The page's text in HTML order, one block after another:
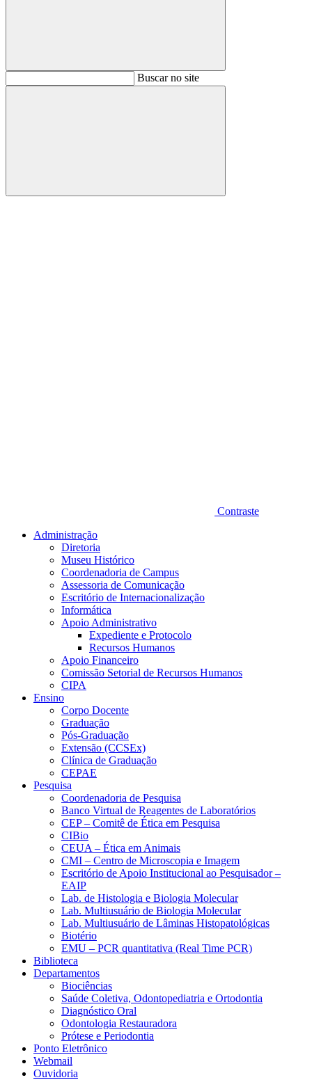
BuscarBuscar no site
Buscar
Contraste
Administração
Diretoria
Museu Histórico
Coordenadoria de Campus
Assessoria de Comunicação
Escritório de Internacionalização
Informática
Apoio Administrativo
Expediente e Protocolo
Recursos Humanos
Apoio Financeiro
Comissão Setorial de Recursos Humanos
CIPA
Ensino
Corpo Docente
Graduação
Pós-Graduação
Extensão (CCSEx)
Clínica de Graduação
CEPAE
Pesquisa
Coordenadoria de Pesquisa
Banco Virtual de Reagentes de Laboratórios
CEP – Comitê de Ética em Pesquisa
CIBio
CEUA – Ética em Animais
CMI – Centro de Microscopia e Imagem
Escritório de Apoio Institucional ao Pesquisador –
EAIP
Lab. de Histologia e Biologia Molecular
Lab. Multiusuário de Biologia Molecular
Lab. Multiusuário de Lâminas Histopatológicas
Biotério
EMU – PCR quantitativa (Real Time PCR)
Biblioteca
Departamentos
Biociências
Saúde Coletiva, Odontopediatria e Ortodontia
Diagnóstico Oral
Odontologia Restauradora
Prótese e Periodontia
Ponto Eletrônico
Webmail
Ouvidoria